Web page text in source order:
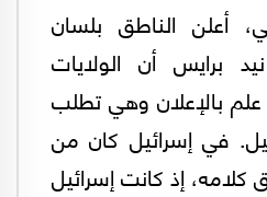
أعلن الناطق بلسان
نيد برايس أن الولايات
بالإعلان وهي تطلب
في إسرائيل كان من
إذ كانت إسرائيل